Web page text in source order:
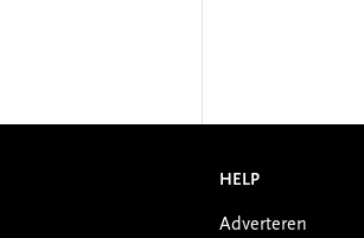
HELP
Adverteren